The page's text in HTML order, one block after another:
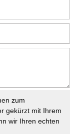
zum
gekürzt mit Ihrem
wir Ihren echten